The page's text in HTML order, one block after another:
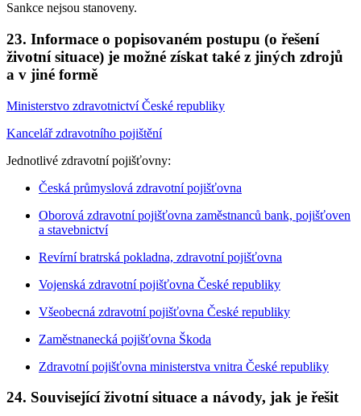
Sankce nejsou stanoveny.
23. Informace o popisovaném postupu (o řešení
životní situace) je možné získat také z jiných zdrojů
a v jiné formě
Ministerstvo zdravotnictví České republiky
Kancelář zdravotního pojištění
Jednotlivé zdravotní pojišťovny:
Česká průmyslová zdravotní pojišťovna
Oborová zdravotní pojišťovna zaměstnanců bank, pojišťoven
a stavebnictví
Revírní bratrská pokladna, zdravotní pojišťovna
Vojenská zdravotní pojišťovna České republiky
Všeobecná zdravotní pojišťovna České republiky
Zaměstnanecká pojišťovna Škoda
Zdravotní pojišťovna ministerstva vnitra České republiky
24. Související životní situace a návody, jak je řešit